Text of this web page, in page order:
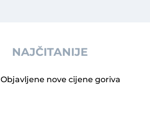
NAJČITANIJE
Objavljene nove cijene goriva